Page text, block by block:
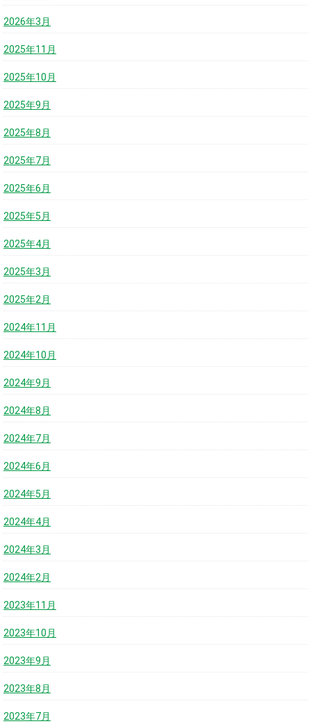
2026年3月
2025年11月
2025年10月
2025年9月
2025年8月
2025年7月
2025年6月
2025年5月
2025年4月
2025年3月
2025年2月
2024年11月
2024年10月
2024年9月
2024年8月
2024年7月
2024年6月
2024年5月
2024年4月
2024年3月
2024年2月
2023年11月
2023年10月
2023年9月
2023年8月
2023年7月